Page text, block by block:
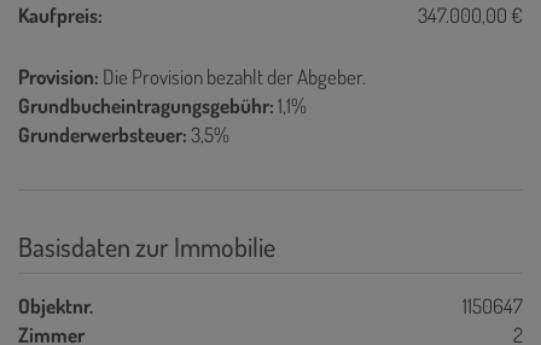
Kaufpreis: 347.000,00 €
Provision: Die Provision bezahlt der Abgeber.
Grundbucheintragungsgebühr:1,1%
Grunderwerbsteuer:3,5%
Basisdaten zur Immobilie
Objektnr.
1150647
Zimmer
2